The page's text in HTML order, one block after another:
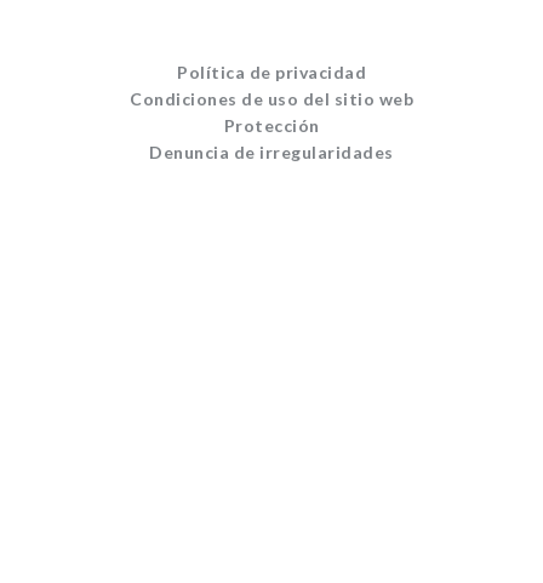
Política de privacidad
Condiciones de uso del sitio web
Protección
Denuncia de irregularidades